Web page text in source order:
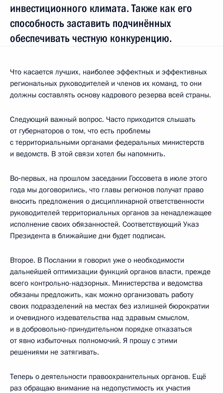
инвестиционного климата. Также как его
способность заставить подчинённых
обеспечивать честную конкуренцию.
Что касается лучших, наиболее эффектных и эффективных
региональных руководителей и членов их команд, то они
должны составлять основу кадрового резерва всей страны.
Следующий важный вопрос. Часто приходится слышать
от губернаторов о том, что есть проблемы
с территориальными органами федеральных министерств
и ведомств. В этой связи хотел бы напомнить.
Во‑первых, на прошлом заседании Госсовета в июле этого
года мы договорились, что главы регионов получат право
вносить предложения о дисциплинарной ответственности
руководителей территориальных органов за ненадлежащее
исполнение своих обязанностей. Соответствующий Указ
Президента в ближайшие дни будет подписан.
Второе. В Послании я говорил уже о необходимости
дальнейшей оптимизации функций органов власти, прежде
всего контрольно-надзорных. Министерства и ведомства
обязаны предложить, как можно организовать работу
своих подразделений на местах без излишней бюрократии
и очевидного издевательства над здравым смыслом,
и в добровольно-принудительном порядке отказаться
от явно избыточных полномочий. Я прошу с этими
решениями не затягивать.
Теперь о деятельности правоохранительных органов. Ещё
раз обращаю внимание на недопустимость их участия